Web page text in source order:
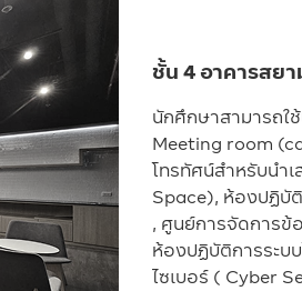
ชั้น 4 อาคารสย
นักศึกษาสามารถ
Meeting room
โทรทัศน์สำหรับนำ
Space), ห้องปฏิบั
, ศูนย์การจัดการข้
ห้องปฏิบัติการระ
ไซเบอร์ ( Cyber